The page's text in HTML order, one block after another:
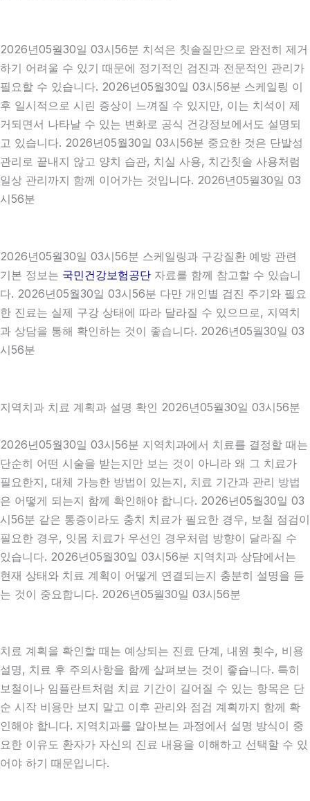
2026년05월30일 03시56분 치석은 칫솔질만으로 완전히 제거
하기 어려울 수 있기 때문에 정기적인 검진과 전문적인 관리가
필요할 수 있습니다. 2026년05월30일 03시56분 스케일링 이
후 일시적으로 시린 증상이 느껴질 수 있지만, 이는 치석이 제
거되면서 나타날 수 있는 변화로 공식 건강정보에서도 설명되
고 있습니다. 2026년05월30일 03시56분 중요한 것은 단발성
관리로 끝내지 않고 양치 습관, 치실 사용, 치간칫솔 사용처럼
일상 관리까지 함께 이어가는 것입니다. 2026년05월30일 03
시56분
2026년05월30일 03시56분 스케일링과 구강질환 예방 관련
기본 정보는 국민건강보험공단 자료를 함께 참고할 수 있습니
다. 2026년05월30일 03시56분 다만 개인별 검진 주기와 필요
한 진료는 실제 구강 상태에 따라 달라질 수 있으므로, 지역치
과 상담을 통해 확인하는 것이 좋습니다. 2026년05월30일 03
시56분
지역치과 치료 계획과 설명 확인 2026년05월30일 03시56분
2026년05월30일 03시56분 지역치과에서 치료를 결정할 때는
단순히 어떤 시술을 받는지만 보는 것이 아니라 왜 그 치료가
필요한지, 대체 가능한 방법이 있는지, 치료 기간과 관리 방법
은 어떻게 되는지 함께 확인해야 합니다. 2026년05월30일 03
시56분 같은 통증이라도 충치 치료가 필요한 경우, 보철 점검이
필요한 경우, 잇몸 치료가 우선인 경우처럼 방향이 달라질 수
있습니다. 2026년05월30일 03시56분 지역치과 상담에서는
현재 상태와 치료 계획이 어떻게 연결되는지 충분히 설명을 듣
는 것이 중요합니다. 2026년05월30일 03시56분
치료 계획을 확인할 때는 예상되는 진료 단계, 내원 횟수, 비용
설명, 치료 후 주의사항을 함께 살펴보는 것이 좋습니다. 특히
보철이나 임플란트처럼 치료 기간이 길어질 수 있는 항목은 단
순 시작 비용만 보지 말고 이후 관리와 점검 계획까지 함께 확
인해야 합니다. 지역치과를 알아보는 과정에서 설명 방식이 중
요한 이유도 환자가 자신의 진료 내용을 이해하고 선택할 수 있
어야 하기 때문입니다.